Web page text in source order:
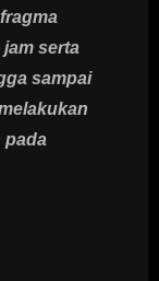
serta
sampai
pada